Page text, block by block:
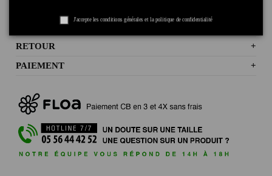
LIVRAISON
RETOUR
+
PAIEMENT
+
J'accepte les conditions générales et la politique de confidentialité